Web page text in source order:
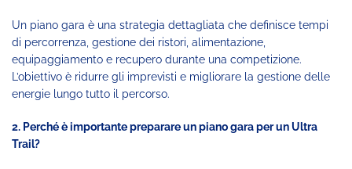
Un piano gara è una strategia dettagliata che definisce tempi
di percorrenza, gestione dei ristori, alimentazione,
equipaggiamento e recupero durante una competizione.
L’obiettivo è ridurre gli imprevisti e migliorare la gestione delle
energie lungo tutto il percorso.
2. Perché è importante preparare un piano gara per un Ultra
Trail?